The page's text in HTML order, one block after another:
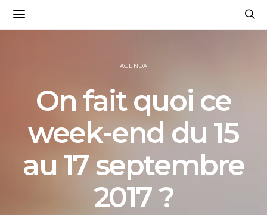
AGENDA
On fait quoi ce
week-end du 15
au 17 septembre
2017 ?